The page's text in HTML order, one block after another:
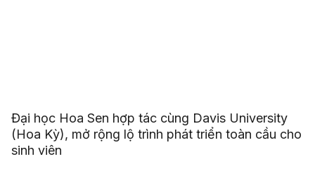
Đại học Hoa Sen hợp tác cùng Davis University
(Hoa Kỳ), mở rộng lộ trình phát triển toàn cầu cho
sinh viên